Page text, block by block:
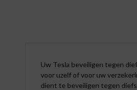
Uw Tesla beveiligen tegen
voor uzelf of voor uw
dient te beveiligen tegen